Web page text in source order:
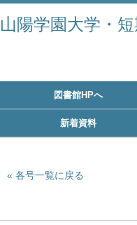
山陽学園大学・
図書館HPへ
新着資料
各号一覧に戻る